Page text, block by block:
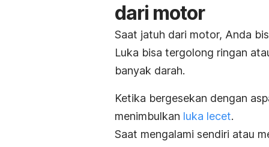
dari motor
Saat jatuh dari motor, Anda
Luka bisa tergolong ringan
banyak darah.
Ketika bergesekan dengan
menimbulkan luka lecet.
Saat mengalami sendiri atau